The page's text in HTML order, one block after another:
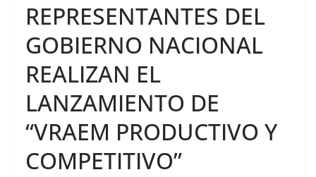
REPRESENTANTES DEL
GOBIERNO NACIONAL
REALIZAN EL
LANZAMIENTO DE
“VRAEM PRODUCTIVO Y
COMPETITIVO”